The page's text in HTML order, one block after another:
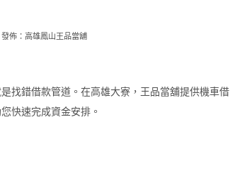
佈： 高雄鳳山王品當舖
找錯借款管道。在高雄大寮，王品當舖提供機車借
快速完成資金安排。